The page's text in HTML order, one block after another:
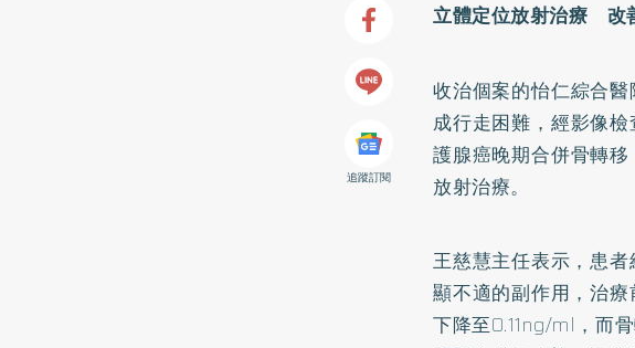
追蹤訂閱
立體定位放射治療 改
收治個案的怡仁綜合
成行走困難，經影像
護腺癌晚期合併骨轉
放射治療。
王慈慧主任表示，患
顯不適的副作用，治
下降至0.11ng/ml，而